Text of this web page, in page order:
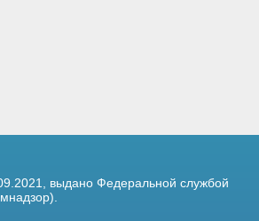
выдано Федеральной службой